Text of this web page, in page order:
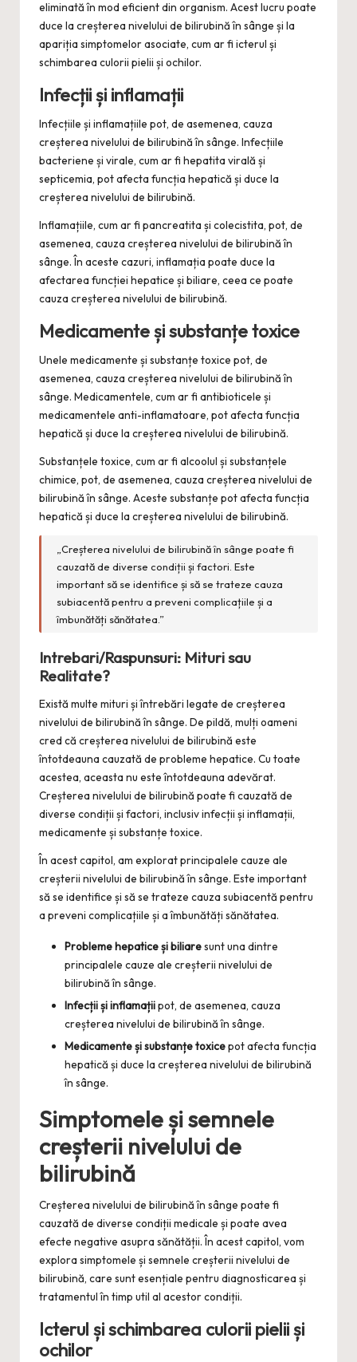
eliminată în mod eficient din organism. Acest lucru poate
duce la creșterea nivelului de bilirubină în sânge și la
apariția simptomelor asociate, cum ar fi icterul și
schimbarea culorii pielii și ochilor.
Infecții și inflamații
Infecțiile și inflamațiile pot, de asemenea, cauza
creșterea nivelului de bilirubină în sânge. Infecțiile
bacteriene și virale, cum ar fi hepatita virală și
septicemia, pot afecta funcția hepatică și duce la
creșterea nivelului de bilirubină.
Inflamațiile, cum ar fi pancreatita și colecistita, pot, de
asemenea, cauza creșterea nivelului de bilirubină în
sânge. În aceste cazuri, inflamația poate duce la
afectarea funcției hepatice și biliare, ceea ce poate
cauza creșterea nivelului de bilirubină.
Medicamente și substanțe toxice
Unele medicamente și substanțe toxice pot, de
asemenea, cauza creșterea nivelului de bilirubină în
sânge. Medicamentele, cum ar fi antibioticele și
medicamentele anti-inflamatoare, pot afecta funcția
hepatică și duce la creșterea nivelului de bilirubină.
Substanțele toxice, cum ar fi alcoolul și substanțele
chimice, pot, de asemenea, cauza creșterea nivelului de
bilirubină în sânge. Aceste substanțe pot afecta funcția
hepatică și duce la creșterea nivelului de bilirubină.
„Creșterea nivelului de bilirubină în sânge poate fi
cauzată de diverse condiții și factori. Este
important să se identifice și să se trateze cauza
subiacentă pentru a preveni complicațiile și a
îmbunătăți sănătatea.”
Intrebari/Raspunsuri: Mituri sau
Realitate?
Există multe mituri și întrebări legate de creșterea
nivelului de bilirubină în sânge. De pildă, mulți oameni
cred că creșterea nivelului de bilirubină este
întotdeauna cauzată de probleme hepatice. Cu toate
acestea, aceasta nu este întotdeauna adevărat.
Creșterea nivelului de bilirubină poate fi cauzată de
diverse condiții și factori, inclusiv infecții și inflamații,
medicamente și substanțe toxice.
În acest capitol, am explorat principalele cauze ale
creșterii nivelului de bilirubină în sânge. Este important
să se identifice și să se trateze cauza subiacentă pentru
a preveni complicațiile și a îmbunătăți sănătatea.
Probleme hepatice și biliaresunt una dintre
principalele cauze ale creșterii nivelului de
bilirubină în sânge.
Infecții și inflamațiipot, de asemenea, cauza
creșterea nivelului de bilirubină în sânge.
Medicamente și substanțe toxicepot afecta funcția
hepatică și duce la creșterea nivelului de bilirubină
în sânge.
Simptomele și semnele
creșterii nivelului de
bilirubină
Creșterea nivelului de bilirubină în sânge poate fi
cauzată de diverse condiții medicale și poate avea
efecte negative asupra sănătății. În acest capitol, vom
explora simptomele și semnele creșterii nivelului de
bilirubină, care sunt esențiale pentru diagnosticarea și
tratamentul în timp util al acestor condiții.
Icterul și schimbarea culorii pielii și
ochilor